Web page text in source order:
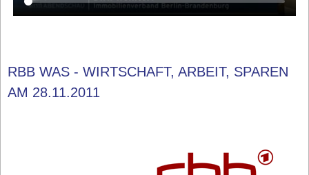
RBB WAS - WIRTSCHAFT, ARBEIT, SPAREN
AM 28.11.2011